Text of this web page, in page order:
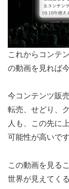
これからコンテ
の動画を見れば
今コンテンツ販
転売、せどり、
人も、この先に
可能性が高いです
この動画を見る
世界が見えてく